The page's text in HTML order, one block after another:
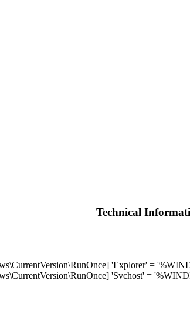
Technical
'Explorer' =
'Svchost' =